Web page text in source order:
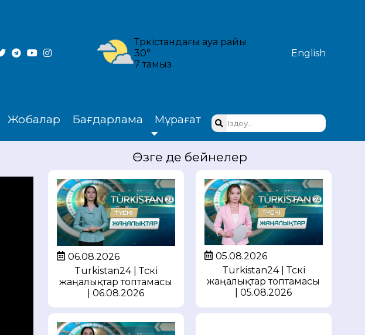
Түркістандағы ауа райы
30°
7 тамыз
English
Жобалар Бағдарлама Мұрағат
Өзге де бейнелер
06.08.2026
Turkistan24 | Түскі
жаңалықтар топтамасы
| 06.08.2026
05.08.2026
Turkistan24 | Түскі
жаңалықтар топтамасы
| 05.08.2026